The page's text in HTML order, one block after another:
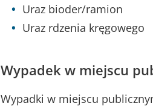
Uraz bioder/ramion
Uraz rdzenia kręgowego
Wypadek w miejscu
Wypadki w miejscu